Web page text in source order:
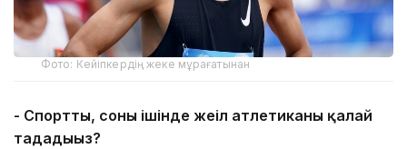
Фото: Кейіпкердің жеке мұрағатынан
- Спортты, соның ішінде жеңіл атлетиканы қалай
таңдадыңыз?